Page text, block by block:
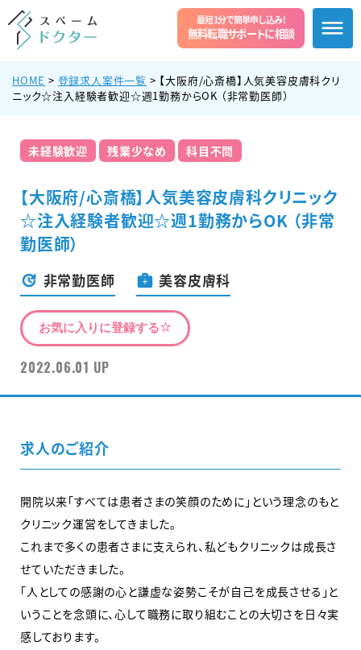
最短1分で簡単申し込み!
無料転職サポートに相談
HOME > 登録求人案件一覧 > 【大阪府/心斎橋】人気美容皮膚科クリ
ニック☆注入経験者歓迎☆週1勤務からOK （非常勤医師）
未経験歓迎 残業少なめ 科目不問
【大阪府/心斎橋】人気美容皮膚科クリニック
☆注入経験者歓迎☆週1勤務からOK （非常
勤医師）
非常勤医師 美容皮膚科
お気に入りに登録する
2022.06.01 UP
求人のご紹介
開院以来「すべては患者さまの笑顔のために」という理念のもと
クリニック運営をしてきました。
これまで多くの患者さまに支えられ、私どもクリニックは成長さ
せていただきました。
「人としての感謝の心と謙虚な姿勢こそが自己を成長させる」と
いうことを念頭に、心して職務に取り組むことの大切さを日々実
感しております。